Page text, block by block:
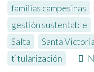
familias campesinas
gestión sustentable
Salta
Santa
titularización